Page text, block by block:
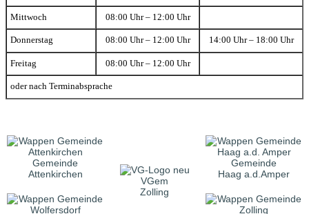
Mittwoch 08:00 Uhr – 12:00 Uhr
Donnerstag 08:00 Uhr – 12:00 Uhr 14:00 Uhr – 18:00 Uhr
Freitag 08:00 Uhr – 12:00 Uhr
oder nach Terminabsprache
Gemeinde
Attenkirchen
VGem
Zolling
Gemeinde
Haag a.d.Amper